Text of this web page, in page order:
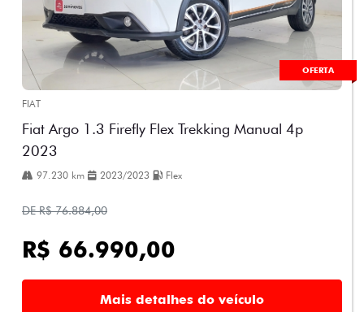
OFERTA
FIAT
Fiat Argo 1.3 Firefly Flex Trekking Manual 4p
2023
97.230 km 2023/2023 Flex
DE R$ 76.884,00
R$ 66.990,00
Mais detalhes do veículo